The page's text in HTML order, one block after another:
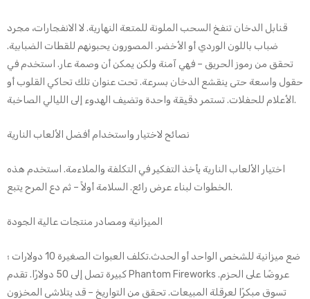
قنابل الدخان تنفخ السحب الملونة للمتعة النهارية. لا الانفجارات، مجرد
ضباب باللون الوردي أو الأخضر. المصورون يحبونهم للقطات الضبابية.
تحقق من رموز الحريق – فهي آمنة ولكن يمكن أن وصمة عار. استخدم في
حقول واسعة حتى ينقشع الدخان بسرعة. تحت عنوان تلك تحاكي القلوب أو
الأعلام للحفلات. تستمر دقيقة واحدة وتضيف الهدوء إلى الليالي الصاخبة.
نصائح لاختيار واستخدام أفضل الألعاب النارية
اختيار الألعاب النارية يأخذ التفكير في التكلفة والملاءمة. استخدم هذه
الخطوات لبناء عرض رائع. السلامة أولاً – ثم دع المرح يتبع.
الميزانية ومصادر منتجات عالية الجودة
ضع ميزانية للشخص الواحد أو الحدث.تكلف العبوات الصغيرة 10 دولارات ؛
كبيرة تصل إلى 50 دولارًا. تقدم Phantom Fireworks عروضًا على الحزم.
تسوق مبكرًا لعرقلة المبيعات. تحقق من التواريخ – قد يتلاشى المخزون